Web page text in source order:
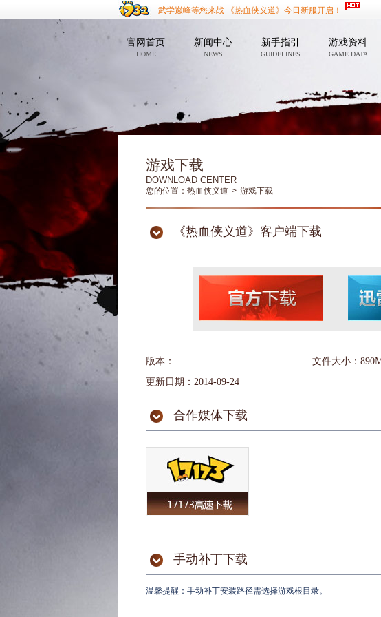
武学巅峰等您来战 《热血侠义道》今日新服开启！
官网首页
HOME
新闻中心
NEWS
新手指引
GUIDELINES
游戏资料
GAME DATA
游戏下载
DOWNLOAD CENTER
您的位置： 热血侠义道 > 游戏下载
《热血侠义道》客户端下载
版本：
文件大小：
更新日期：2014-09-24
合作媒体下载
手动补丁下载
温馨提醒：手动补丁安装路径需选择游戏根目录。